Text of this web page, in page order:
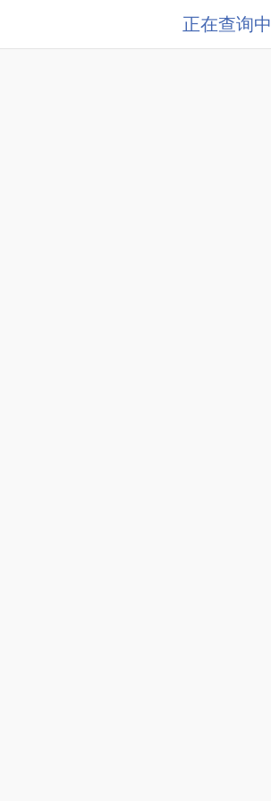
正在查询中